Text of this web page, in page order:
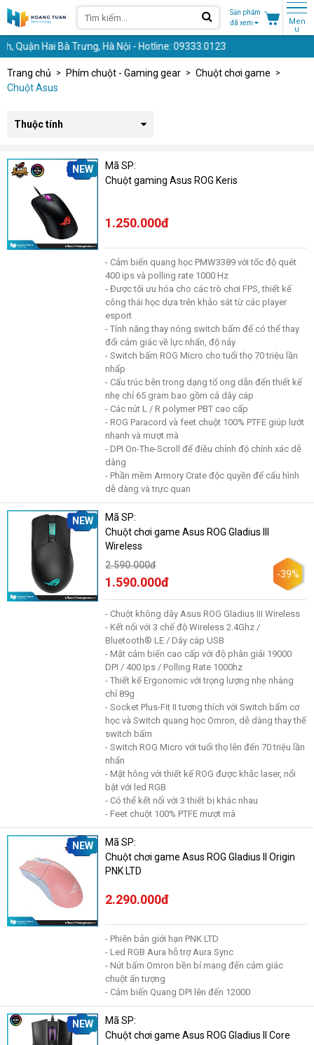
Sản phẩm
đã xem
Men
u
Hai Bà Trưng, Hà Nội - Hotline: 09333.0123
Trang chủ Phím chuột - Gaming gear
Chuột chơi game
Chuột Asus
Thuộc tính
NEW
Mã SP:
Chuột gaming Asus ROG Keris
1.250.000đ
- Cảm biến quang học PMW3389 với tốc độ quét
400 ips và polling rate 1000 Hz
- Được tối ưu hóa cho các trò chơi FPS, thiết kế
công thái học dựa trên khảo sát từ các player
esport
- Tính năng thay nóng switch bấm để có thể thay
đổi cảm giác về lực nhấn, độ nảy
- Switch bấm ROG Micro cho tuổi thọ 70 triệu lần
nhấp
- Cấu trúc bên trong dạng tổ ong dẫn đến thiết kế
nhẹ chỉ 65 gram bao gồm cả dây cáp
- Các nút L / R polymer PBT cao cấp
- ROG Paracord và feet chuột 100% PTFE giúp lướt
nhanh và mượt mà
- DPI On-The-Scroll để điều chỉnh độ chính xác dễ
dàng
- Phần mềm Armory Crate độc ​​quyền để cấu hình
dễ dàng và trực quan
NEW
Mã SP:
Chuột chơi game Asus ROG Gladius III
Wireless
2.590.000đ
1.590.000đ
-39%
- Chuột không dây Asus ROG Gladius III Wireless
- Kết nối với 3 chế độ Wireless 2.4Ghz /
Bluetooth® LE / Dây cáp USB
- Mắt cảm biến cao cấp với độ phân giải 19000
DPI / 400 Ips / Polling Rate 1000hz
- Thiết kế Ergonomic với trọng lượng nhẹ nhàng
chỉ 89g
- Socket Plus-Fit II tương thích với Switch bấm cơ
học và Switch quang học Omron, dễ dàng thay thế
switch bấm
- Switch ROG Micro với tuổi thọ lên đến 70 triệu lần
nhấn
- Mặt hông với thiết kế ROG được khắc laser, nổi
bật với led RGB
- Có thể kết nối với 3 thiết bị khác nhau
- Feet chuột 100% PTFE mượt mà
NEW
Mã SP:
Chuột chơi game Asus ROG Gladius II Origin
PNK LTD
2.290.000đ
- Phiên bản giới hạn PNK LTD
- Led RGB Aura hỗ trợ Aura Sync
- Nút bấm Omron bền bỉ mang đến cảm giác
chuột ấn tượng
- Cảm biến Quang DPI lên đến 12000
NEW
Mã SP:
Chuột chơi game Asus ROG Gladius II Core